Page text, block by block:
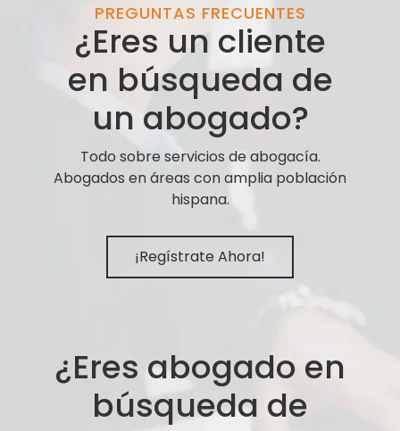
PREGUNTAS FRECUENTES
¿Eres un cliente
en búsqueda de
un abogado?
Todo sobre servicios de abogacía.
Abogados en áreas con amplia población
hispana.
¡Regístrate Ahora!
¿Eres abogado en
búsqueda de